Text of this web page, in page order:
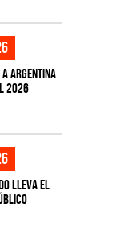
Argentina
2026
lleva el